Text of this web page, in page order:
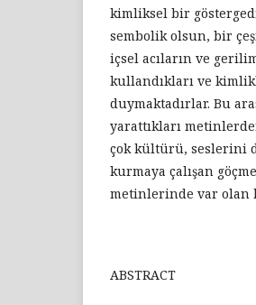
kimliksel bir
sembolik olsun, bir
içsel acıların ve
kullandıkları ve
duymaktadırlar. Bu
yarattıkları
çok kültürü, seslerini
kurmaya çalışan
metinlerinde var olan
ABSTRACT